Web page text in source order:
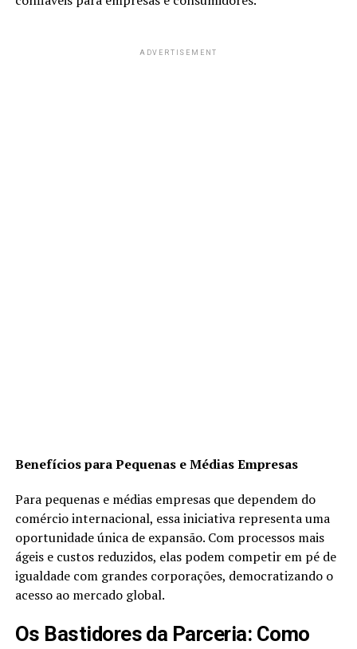
ADVERTISEMENT
Benefícios para Pequenas e Médias Empresas
Para pequenas e médias empresas que dependem do
comércio internacional, essa iniciativa representa uma
oportunidade única de expansão. Com processos mais
ágeis e custos reduzidos, elas podem competir em pé de
igualdade com grandes corporações, democratizando o
acesso ao mercado global.
Os Bastidores da Parceria: Como